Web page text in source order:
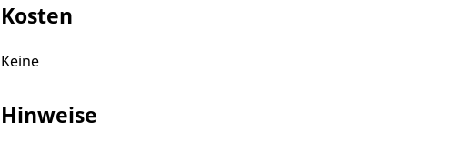
Kosten
Keine
Hinweise